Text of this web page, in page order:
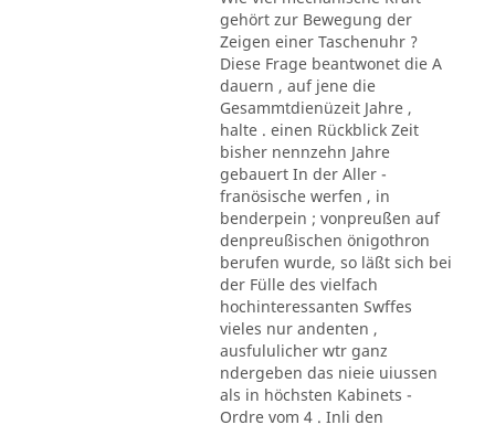
gehört zur Bewegung der
Zeigen einer Taschenuhr ?
Diese Frage beantwonet die A
dauern , auf jene die
Gesammtdienüzeit Jahre ,
halte . einen Rückblick Zeit
bisher nennzehn Jahre
gebauert In der Aller -
franösische werfen , in
benderpein ; vonpreußen auf
denpreußischen önigothron
berufen wurde, so läßt sich bei
der Fülle des vielfach
hochinteressanten Swffes
vieles nur andenten ,
ausfululicher wtr ganz
ndergeben das nieie uiussen
als in höchsten Kabinets -
Ordre vom 4 . Inli den